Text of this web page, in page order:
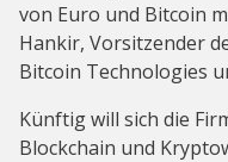
von Euro und Bitcoin
Hankir, Vorsitzender
Bitcoin Technologies
Künftig will sich die
Blockchain und